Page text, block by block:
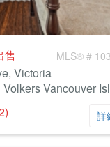
售 MLS® #
Victoria
Vancouver
詳